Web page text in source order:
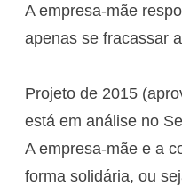
A empresa-mãe
apenas se fracassar
Projeto de 2015
está em análise no
A empresa-mãe e a
forma solidária, ou